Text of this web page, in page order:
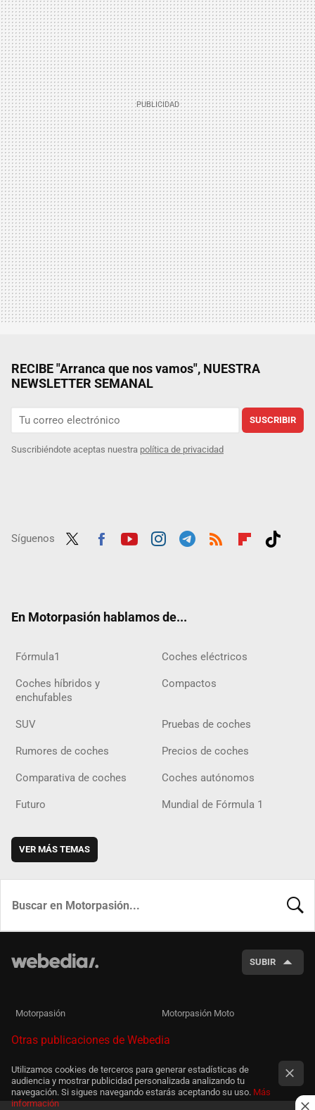
RECIBE "Arranca que nos vamos", NUESTRA
NEWSLETTER SEMANAL
SUSCRIBIR
Suscribiéndote aceptas nuestra política de privacidad
Síguenos
En Motorpasión hablamos de...
Fórmula1 Coches eléctricos
Coches híbridos y
enchufables
Compactos
SUV Pruebas de coches
Rumores de coches Precios de coches
Comparativa de coches Coches autónomos
Futuro Mundial de Fórmula 1
VER MÁS TEMAS
SUBIR
Motorpasión Motorpasión Moto
Otras publicaciones de Webedia
Utilizamos cookies de terceros para generar estadísticas de
audiencia y mostrar publicidad personalizada analizando tu
navegación. Si sigues navegando estarás aceptando su uso. Más
información